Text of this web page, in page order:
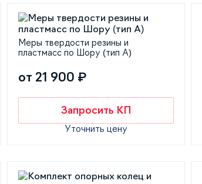
Меры твердости резины и
пластмасс по Шору (тип А)
от 21 900 ₽
Запросить КП
Уточнить цену